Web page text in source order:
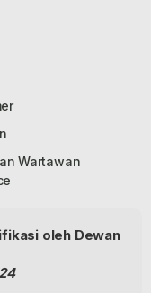
Wartawan
oleh Dewan